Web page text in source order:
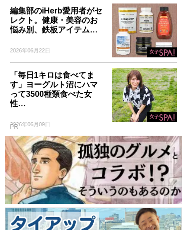
編集部のiHerb愛用者がセ
レクト。健康・美容のお
悩み別、鉄板アイテム…
2026年06月22日
「毎日1キロは食べてま
す」ヨーグルト沼にハマ
って3500種類食べた女
性…
2026年06月09日
PR